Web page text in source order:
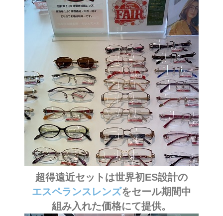
超得遠近セットは世界初ES設計の
エスペランスレンズをセール期間中
組み入れた価格にて提供。